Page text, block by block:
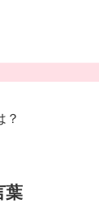
？
葉